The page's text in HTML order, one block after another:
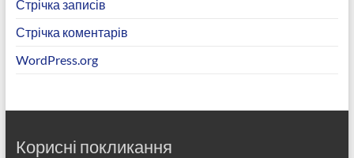
Стрічка записів
Стрічка коментарів
WordPress.org
Корисні покликання